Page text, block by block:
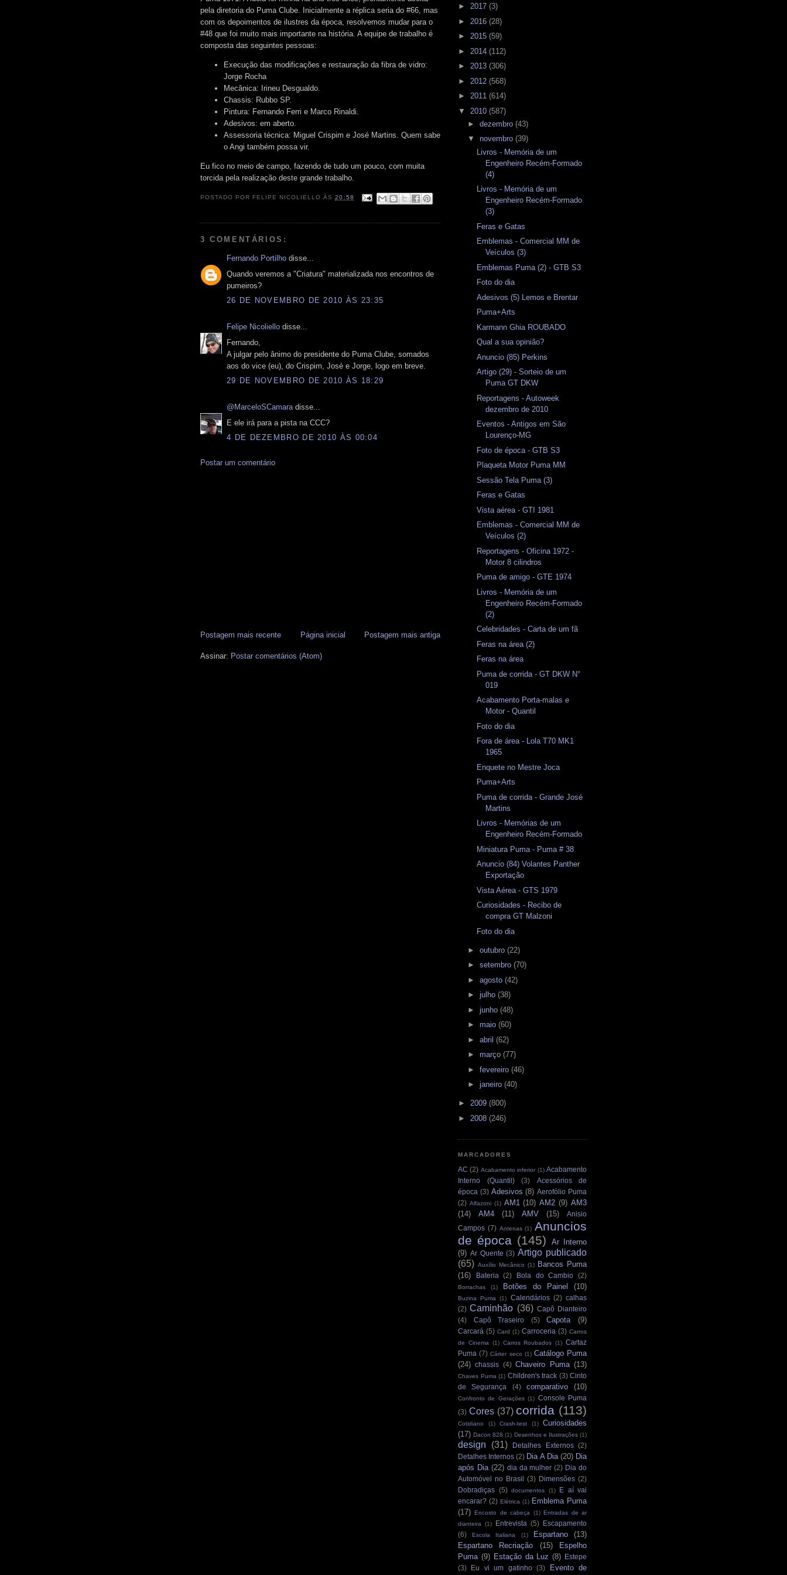
pela diretoria do Puma Clube. Inicialmente a réplica seria do #66, mas
com os depoimentos de ilustres da época, resolvemos mudar para o
#48 que foi muito mais importante na história. A equipe de trabalho é
composta das seguintes pessoas:
Execução das modificações e restauração da fibra de vidro:
Jorge Rocha
Mecânica: Irineu Desgualdo.
Chassis: Rubbo SP.
Pintura: Fernando Ferri e Marco Rinaldi.
Adesivos: em aberto.
Assessoria técnica: Miguel Crispim e José Martins. Quem sabe
o Angi também possa vir.
Eu fico no meio de campo, fazendo de tudo um pouco, com muita
torcida pela realização deste grande trabalho.
POSTADO POR FELIPE NICOLIELLO ÀS20:58
3 COMENTÁRIOS:
Fernando Portilho disse...
Quando veremos a "Criatura" materializada nos encontros de
pumeiros?
26 DE NOVEMBRO DE 2010 ÀS 23:35
Felipe Nicoliello disse...
Fernando,
A julgar pelo ânimo do presidente do Puma Clube, somados
aos do vice (eu), do Crispim, José e Jorge, logo em breve.
29 DE NOVEMBRO DE 2010 ÀS 18:29
@MarceloSCamaradisse...
E ele irá para a pista na CCC?
4 DE DEZEMBRO DE 2010 ÀS 00:04
Postar um comentário
Postagem mais recente Postagem mais antiga
Página inicial
Assinar: Postar comentários (Atom)
► 2017 (3)
► 2016 (28)
► 2015 (59)
► 2014 (112)
► 2013 (306)
► 2012 (568)
► 2011 (614)
▼ 2010 (587)
► dezembro (43)
▼ novembro (39)
Livros - Memória de um
Engenheiro Recém-Formado
(4)
Livros - Memória de um
Engenheiro Recém-Formado
(3)
Feras e Gatas
Emblemas - Comercial MM de
Veículos (3)
Emblemas Puma (2) - GTB S3
Foto do dia
Adesivos (5) Lemos e Brentar
Puma+Arts
Karmann Ghia ROUBADO
Qual a sua opinião?
Anuncio (85) Perkins
Artigo (29) - Sorteio de um
Puma GT DKW
Reportagens - Autoweek
dezembro de 2010
Eventos - Antigos em São
Lourenço-MG
Foto de época - GTB S3
Plaqueta Motor Puma MM
Sessão Tela Puma (3)
Feras e Gatas
Vista aérea - GTI 1981
Emblemas - Comercial MM de
Veículos (2)
Reportagens - Oficina 1972 -
Motor 8 cilindros
Puma de amigo - GTE 1974
Livros - Memória de um
Engenheiro Recém-Formado
(2)
Celebridades - Carta de um fã
Feras na área (2)
Feras na área
Puma de corrida - GT DKW N°
019
Acabamento Porta-malas e
Motor - Quantil
Foto do dia
Fora de área - Lola T70 MK1
1965
Enquete no Mestre Joca
Puma+Arts
Puma de corrida - Grande José
Martins
Livros - Memórias de um
Engenheiro Recém-Formado
Miniatura Puma - Puma # 38
Anuncio (84) Volantes Panther
Exportação
Vista Aérea - GTS 1979
Curiosidades - Recibo de
compra GT Malzoni
Foto do dia
► outubro (22)
► setembro (70)
► agosto (42)
► julho (38)
► junho (48)
► maio (60)
► abril (62)
► março (77)
► fevereiro (46)
► janeiro (40)
► 2009 (800)
► 2008 (246)
MARCADORES
AC (2) Acabamento inferior (1) Acabamento
Interno (Quantil)
(3)
Acessórios de
época (3) Adesivos (8) Aerofólio Puma
(2) Alfazoni (1) AM1 (10) AM2 (9) AM3
(14)
AM4 (11) AMV (15)
Anisio
Campos (7) Antenas (1) Anuncios
de época (145)
Ar Interno
(9) Ar Quente (3) Artigo publicado
(65) Auxílio Mecânico (1)
Bancos Puma
(16)
Bateria (2) Bola do Cambio (2)
Borrachas (1) Botões do Painel (10)
Buzina Puma (1) Calendários (2) calhas
(2) Caminhão (36) Capô Dianteiro
(4)
Capô Traseiro (5) Capota (9)
Carcará (5) Card (1) Carroceria (3) Carros
de Cinema
(1) Carros Roubados (1) Cartaz
Puma (7) Cárter seco (1) Catálogo Puma
(24) chassis (4) Chaveiro Puma (13)
Chaves Puma (1) Children's track (3) Cinto
de Segurança
(4) comparativo (10)
Confronto de Gerações (1) Console Puma
(3) Cores (37) corrida (113)
Cotidiano (1) Crash-test (1)
Curiosidades
(17) Dacon 828 (1) Desenhos e Ilustrações (1)
design (31) Detalhes Externos (2)
Detalhes Internos (2) Dia A Dia (20) Dia
após Dia (22) dia da mulher (2) Dia do
Automóvel no Brasil (3) Dimensões (2)
Dobradiças (5) documentos (1)
E aí vai
encarar? (2) Elétrica (1) Emblema Puma
(17) Encosto de cabeça (1) Entradas de ar
dianteira
(1) Entrevista (5) Escapamento
(6)
Escola Italiana (1) Espartano
(13)
Espartano Recriação
(15)
Espelho
Puma (9) Estação da Luz (8) Estepe
(3)
Eu vi um gatinho (3) Evento de